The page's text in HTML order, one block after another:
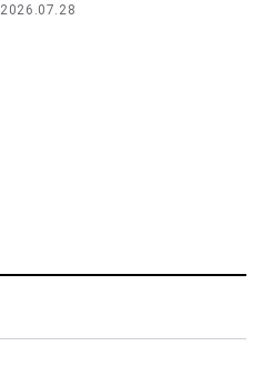
2026.07.28